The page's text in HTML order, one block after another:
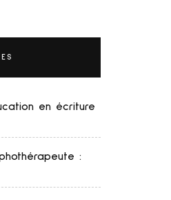
en écriture
: